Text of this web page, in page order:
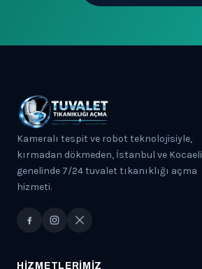
Kameralı tespit ve robot teknolojisiyle,
kırmadan dökmeden, İstanbul ve Kocaeli
genelinde 7/24 tuvalet tıkanıklığı açma
hizmeti.
HIZMETLERIMIZ